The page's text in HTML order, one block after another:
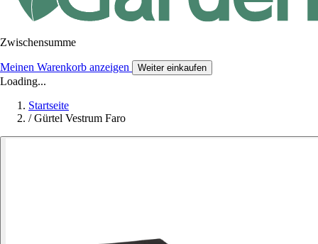
Zwischensumme
Meinen Warenkorb anzeigen Weiter einkaufen
Loading...
Startseite
/ Gürtel Vestrum Faro